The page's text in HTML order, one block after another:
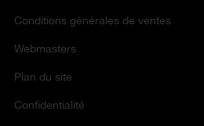
Conditions générales de ventes
Webmasters
Plan du site
Confidentialité